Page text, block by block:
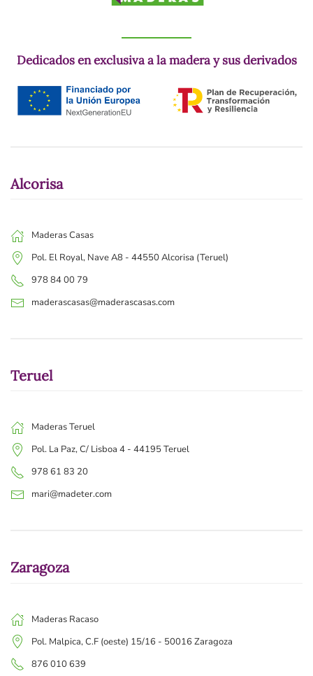
Dedicados en exclusiva a la madera y sus derivados
Alcorisa
Maderas Casas
Pol. El Royal, Nave A8 - 44550 Alcorisa (Teruel)
978 84 00 79
maderascasas@maderascasas.com
Teruel
Maderas Teruel
Pol. La Paz, C/ Lisboa 4 - 44195 Teruel
978 61 83 20
mari@madeter.com
Zaragoza
Maderas Racaso
Pol. Malpica, C.F (oeste) 15/16 - 50016 Zaragoza
876 010 639